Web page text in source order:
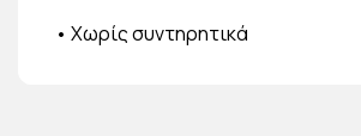
• Χωρίς συντηρητικά